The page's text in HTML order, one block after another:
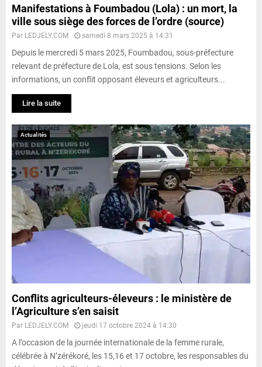
Manifestations à Foumbadou (Lola) : un mort, la
ville sous siège des forces de l’ordre (source)
Par LEDJELY.COM samedi 8 mars 2025 à 14:31
Depuis le mercredi 5 mars 2025, Foumbadou, sous-préfecture
relevant de préfecture de Lola, est sous tensions. Selon les
informations, un conflit opposant éleveurs et agriculteurs...
Lire la suite
Actualités
Conflits agriculteurs-éleveurs : le ministère de
l’Agriculture s’en saisit
Par LEDJELY.COM jeudi 17 octobre 2024 à 14:30
A l’occasion de la journée internationale de la femme rurale,
célébrée à N’zérékoré, les 15,16 et 17 octobre, les responsables du